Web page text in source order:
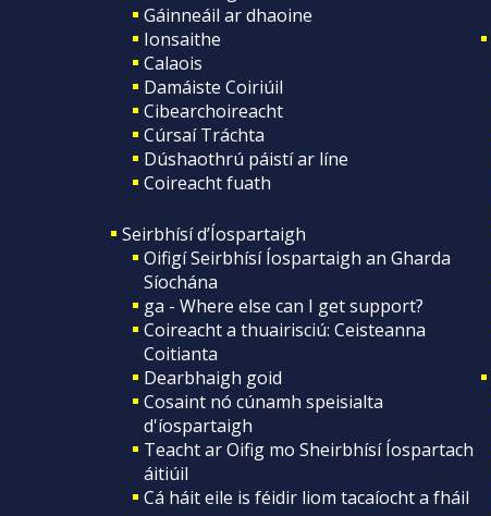
Gáinneáil ar dhaoine
Ionsaithe
Calaois
Damáiste Coiriúil
Cibearchoireacht
Cúrsaí Tráchta
Dúshaothrú páistí ar líne
Coireacht fuath
Seirbhísí d’Íospartaigh
Oifigí Seirbhísí Íospartaigh an Gharda
Síochána
ga - Where else can I get support?
Coireacht a thuairisciú: Ceisteanna
Coitianta
Dearbhaigh goid
Cosaint nó cúnamh speisialta
d'íospartaigh
Teacht ar Oifig mo Sheirbhísí Íospartach
áitiúil
Cá háit eile is féidir liom tacaíocht a fháil